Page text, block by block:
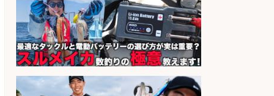
福岡「現場監督」/釣り好き歓迎/残
業10時間/経験者歓迎
会社名 広松久水産株式会社
sponsored by 求人ボックス